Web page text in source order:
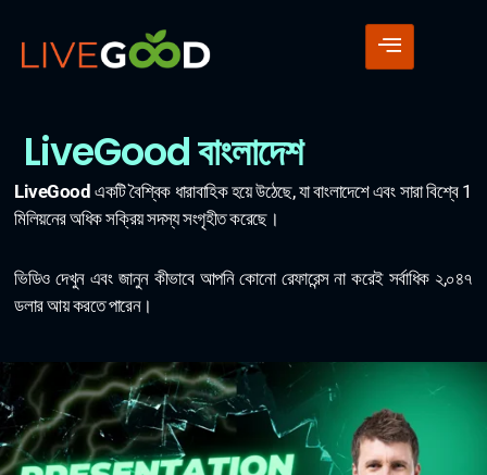
LiveGood বাংলাদেশ
LiveGood একটি বৈশ্বিক ধারাবাহিক হয়ে উঠেছে, যা বাংলাদেশে এবং সারা বিশ্বে 1
মিলিয়নের অধিক সক্রিয় সদস্য সংগৃহীত করেছে।
ভিডিও দেখুন এবং জানুন কীভাবে আপনি কোনো রেফারেন্স না করেই সর্বাধিক ২,০৪৭
ডলার আয় করতে পারেন।